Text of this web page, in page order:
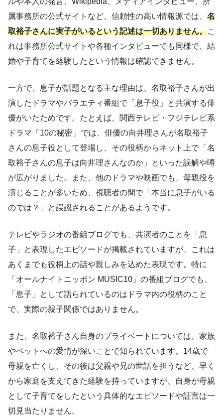
属事務所の公式サイトなど、信頼性の高い情報源では、 名
取裕子さんに実子がいるという記述は一切ありません。こ
れは事務所公式サイトや各種インタビューでも同様で、結
婚や子育てを経験したという情報は確認できません。
一方で、息子が話題となる主な理由は、名取裕子さんが出
演したドラマやバラエティ番組で「息子役」と共演する俳
優がいたためです。たとえば、関西テレビ・フジテレビ系
ドラマ「10の秘密」では、俳優の向井理さんが名取裕子
さんの息子役として登場し、その役柄からネット上で「名
取裕子さんの息子は向井理さんなのか」といった誤解や噂
が広がりました。また、他のドラマや映画でも、母親役を
演じることが多いため、視聴者の間で「本当に息子がいる
のでは？」と誤認されることがあるようです。
テレビやラジオの番組ブログでも、共演者のことを「息
子」と表現したエピソードが掲載されていますが、これは
あくまでも役柄上の話や親しみを込めた表現です。特に
「オールナイトニッポン MUSIC10」の番組ブログでも、
「息子」として語られているのはドラマ内の役柄のこと
で、実際の親子関係ではありません。
また、名取裕子さん自身のプライベートについては、家族
やペットへの愛情が深いことで知られています。14歳で
母親を亡くし、その後は父親や兄の世話を担うなど、早く
から家庭を支えてきた経験を持っていますが、自身が母親
として子育てをしたという具体的なエピソードや証言は一
切見当たりません。